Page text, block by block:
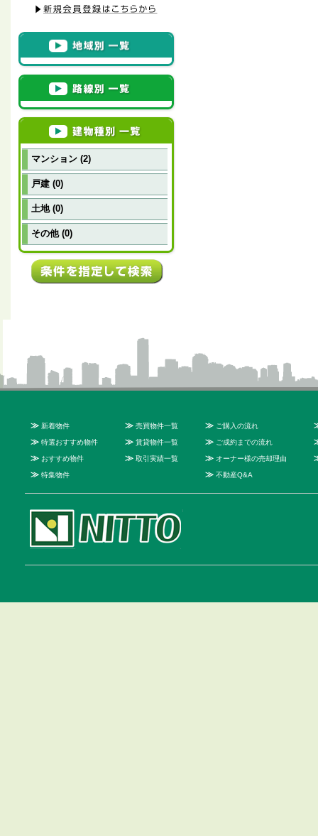
マンション (2)
戸建 (0)
土地 (0)
その他 (0)
≫ 新着物件
≫ 特選おすすめ物件
≫ おすすめ物件
≫ 特集物件
≫ 売買物件一覧
≫ 賃貸物件一覧
≫ 取引実績一覧
≫ ご購入の流れ
≫ ご成約までの流れ
≫ オーナー様の売却理由
≫ 不動産Q&A